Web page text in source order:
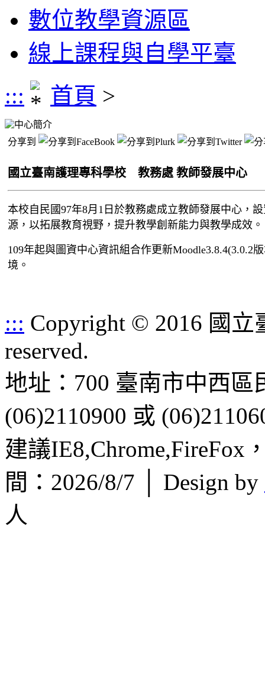
數位教學資源區
線上課程與自學平臺
:::
首頁 >
中心簡介
分享到
國立臺南護理專科學校 教務處 教師發展中心
本校自民國97年8月1日於教務處成立教師發展中心，
源，以拓展教育視野，提升教學創新能力與教學成效。
109年起與圖資中心資訊組合作更新
境。
::: Copyright © 2016 國
reserved.
地址：700 臺南市中西
(06)2110900 或
建議IE8,Chrome,FireFox
間：2026/8/7 │ Design by
人